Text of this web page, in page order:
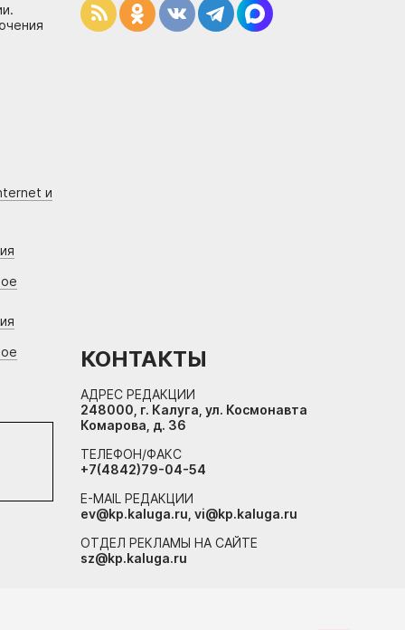
и
КОНТАКТЫ
АДРЕС РЕДАКЦИИ
248000, г. Калуга, ул. Космонавта
Комарова, д. 36
ТЕЛЕФОН/ФАКС
+7(4842)79-04-54
E-MAIL РЕДАКЦИИ
ev@kp.kaluga.ru, vi@kp.kaluga.ru
ОТДЕЛ РЕКЛАМЫ НА САЙТЕ
sz@kp.kaluga.ru